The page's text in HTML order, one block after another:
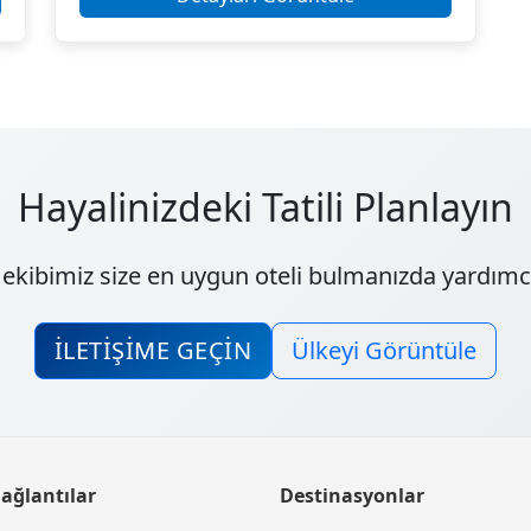
Hayalinizdeki Tatili Planlayın
size en uygun oteli bulmanızda
İLETIŞIME GEÇIN Ülkeyi Görüntüle
Destinasyonlar